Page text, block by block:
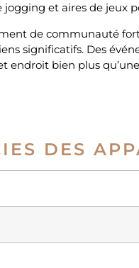
jogging et aires de jeux
de communauté
significatifs. Des
endroit bien plus
DES